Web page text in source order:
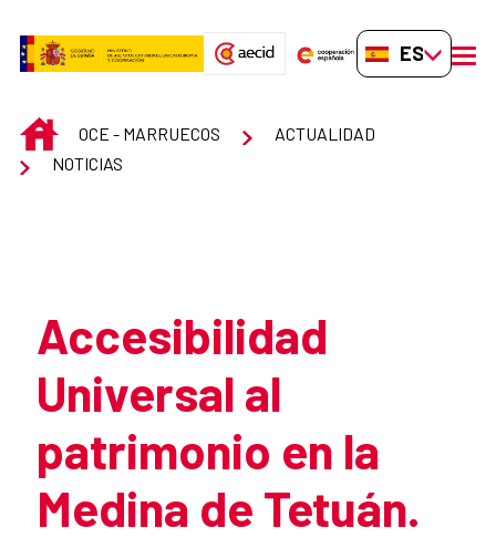
ES-ES
INICIOOCE - MARRUECOS
ACTUALIDAD
NOTICIAS
Accesibilidad
Universal al
patrimonio en la
Medina de Tetuán.